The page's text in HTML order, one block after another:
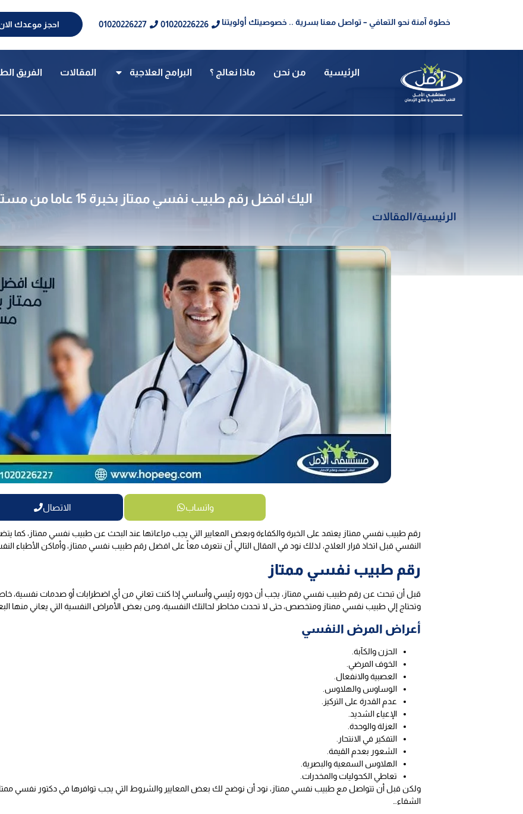
خطوة آمنة نحو التعافي – تواصل معنا بسرية .. خصوصيتك أولويتنا 01020226226
01020226227 احجز موعدك
الرئيسية من نحن ماذا نعالج ؟ البرامج العلاجية المقالات الفريق
اليك افضل رقم طبيب نفسي ممتاز بخبرة 15 عاما من مستشفى الامل
الرئيسية/المقالات
واتساب الاتصال
رقم طبيب نفسي ممتاز يعتمد على الخبرة والكفاءة وبعض المعايير التي يجب مراعاتها عند البحث عن طبيب نفسي ممتاز، كما
النفسي قبل اتخاذ قرار العلاج، لذلك نود في المقال التالي أن نتعرف معاً على افضل رقم طبيب نفسي ممتاز، وأماكن الأطباء
رقم طبيب نفسي ممتاز
قبل أن تبحث عن رقم طبيب نفسي ممتاز، يجب أن دوره رئيسي وأساسي إذا كنت تعاني من أي اضطرابات أو صدمات نفسية،
وتحتاج إلي طبيب نفسي ممتاز ومتخصص، حتى لا تحدث مخاطر لحالتك النفسية، ومن بعض الأمراض النفسية التي يعاني منها
أعراض المرض النفسي
الحزن والكآبة.
الخوف المرضي.
العصبية والانفعال.
الوساوس والهلاوس.
عدم القدرة على التركيز.
الإعياء الشديد.
العزلة والوحدة.
التفكير في الانتحار.
الشعور بعدم القيمة.
الهلاوس السمعية والبصرية.
تعاطي الكحوليات والمخدرات.
ولكن قبل أن تتواصل مع طبيب نفسي ممتاز، نود أن نوضح لك بعض المعايير والشروط التي يجب توافرها في دكتور نفسي
الشفاء…